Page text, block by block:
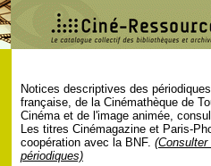
Notices descriptives des
française, de la Cinémathèque de
Cinéma et de l'image animée,
Les titres Cinémagazine et Paris-
coopération avec la BNF.
périodiques)